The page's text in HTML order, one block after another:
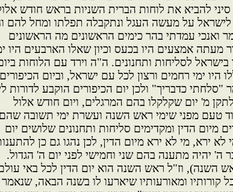
להביא את לוחות הברית השניות בראש חודש
על מעשה העגל ונתקבלה תפלתו ומחל להם
ואנכי עמדתי בהר כימים הראשונים מה הראשונים
מעתה אמצעים היו בכעס וכיון שאלו הארבעים היו
לסליחות ותחנונים. ה"ה וירד עם הלוחות
היו ימי רחמים ורצון לכל עם ישראל, וביום הכיפורים
כדבריך" ולכן יום הכיפורים הוקבע לדורות
מ' יום שקלקלו בהם המרגלים, ויום חודש אלול
טעם מפני שימי ראש השנה ועשרת ימי תשובה שהם
מיום הדין ומקדימים סליחות ותחנונים שלושים יום
לא ירא, מי לא ירא מיום הדין, לכן נהגו גם כן
ה' יהיה מתענה בהם שני וחמישי לפני יום ה' הגדול.
השנה), וז"ל ראש השנה הוא יום הדין לכל באי
קורותיו ומאורעותיו שיארעו לו בשנה הבאה, שנאמר